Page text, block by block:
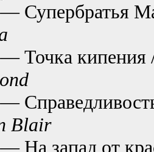
— Супербратья
Точка
Blair
На запад от